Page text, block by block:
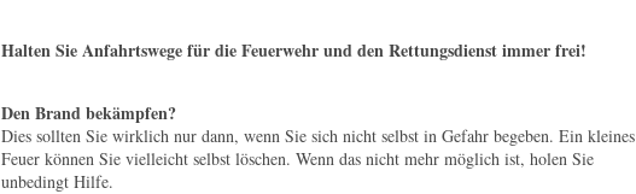
Halten Sie Anfahrtswege für die Feuerwehr und den Rettungsdienst immer frei!
Den Brand bekämpfen?
Dies sollten Sie wirklich nur dann, wenn Sie sich nicht selbst in Gefahr begeben. Ein kleines
Feuer können Sie vielleicht selbst löschen. Wenn das nicht mehr möglich ist, holen Sie
unbedingt Hilfe.